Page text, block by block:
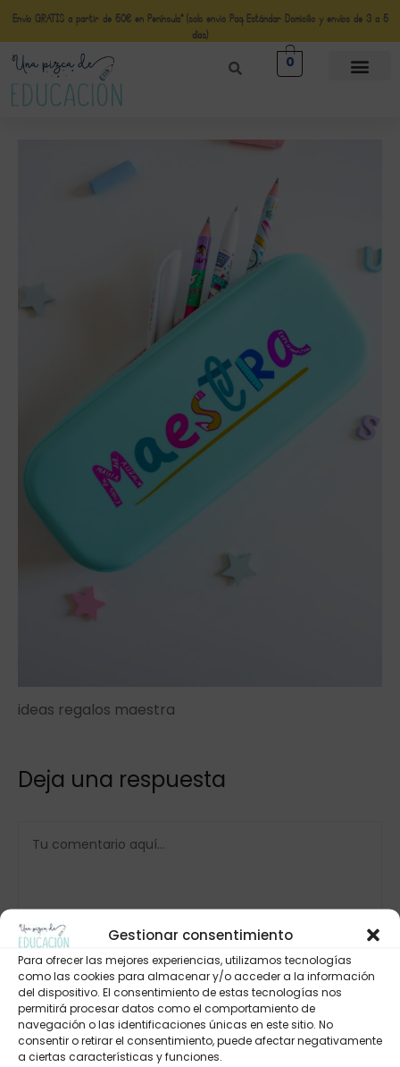
Gestionar consentimiento
Para ofrecer las mejores experiencias, utilizamos tecnologías
como las cookies para almacenar y/o acceder a la información
del dispositivo. El consentimiento de estas tecnologías nos
permitirá procesar datos como el comportamiento de
navegación o las identificaciones únicas en este sitio. No
consentir o retirar el consentimiento, puede afectar negativamente
a ciertas características y funciones.
Envío GRATIS a partir de 50€ en Península* (solo envio Paq Estándar Domicilio y envíos de 3 a 5
días)
0
ideas regalos maestra
Deja una respuesta